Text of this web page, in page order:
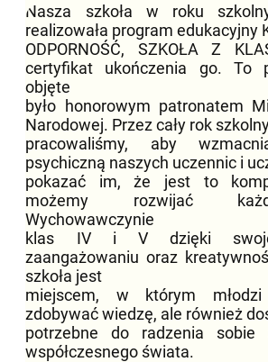
Nasza szkoła w roku
realizowała program edukacyjny
ODPORNOŚĆ, SZKOŁA Z
certyfikat ukończenia go. To
objęte
było honorowym patronatem
Narodowej. Przez cały rok
pracowaliśmy, aby
psychiczną naszych uczennic i
pokazać im, że jest to
możemy rozwijać
Wychowawczynie
klas IV i V dzięki
zaangażowaniu oraz
szkoła jest
miejscem, w którym
zdobywać wiedzę, ale również
potrzebne do radzenia sobie
współczesnego świata.